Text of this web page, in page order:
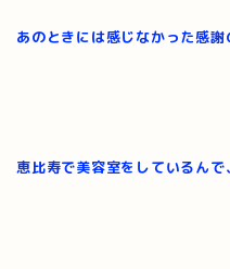
あのときには感じなかった感謝
恵比寿で美容室をしているん